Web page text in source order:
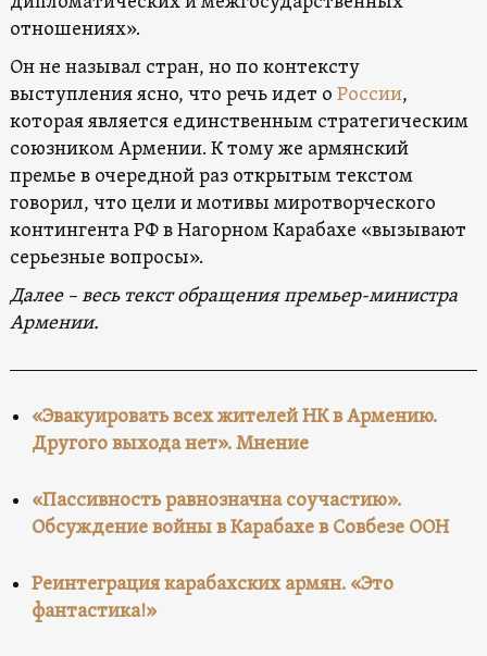
отношениях».
Он не называл стран, но по контексту
выступления ясно, что речь идет о России,
которая является единственным стратегическим
союзником Армении. К тому же армянский
премье в очередной раз открытым текстом
говорил, что цели и мотивы миротворческого
контингента РФ в Нагорном Карабахе «вызывают
серьезные вопросы».
Далее – весь текст обращения премьер-министра
Армении.
«Эвакуировать всех жителей НК в Армению.
Другого выхода нет». Мнение
«Пассивность равнозначна соучастию».
Обсуждение войны в Карабахе в Совбезе ООН
Реинтеграция карабахских армян. «Это
фантастика!»